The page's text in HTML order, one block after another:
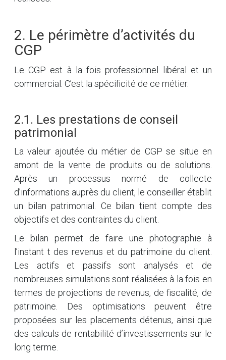
2. Le périmètre d’activités du
CGP
Le CGP est à la fois professionnel libéral et un
commercial. C’est la spécificité de ce métier.
2.1. Les prestations de conseil
patrimonial
La valeur ajoutée du métier de CGP se situe en
amont de la vente de produits ou de solutions.
Après un processus normé de collecte
d’informations auprès du client, le conseiller établit
un bilan patrimonial. Ce bilan tient compte des
objectifs et des contraintes du client.
Le bilan permet de faire une photographie à
l’instant t des revenus et du patrimoine du client.
Les actifs et passifs sont analysés et de
nombreuses simulations sont réalisées à la fois en
termes de projections de revenus, de fiscalité, de
patrimoine. Des optimisations peuvent être
proposées sur les placements détenus, ainsi que
des calculs de rentabilité d’investissements sur le
long terme.